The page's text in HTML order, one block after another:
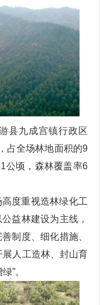
县九成宫镇行政区
占全场林地面积的9
公顷，森林覆盖率6
度重视造林绿化工
益林建设为主线，
制度、细化措施、
展人工造林、封山育
”。